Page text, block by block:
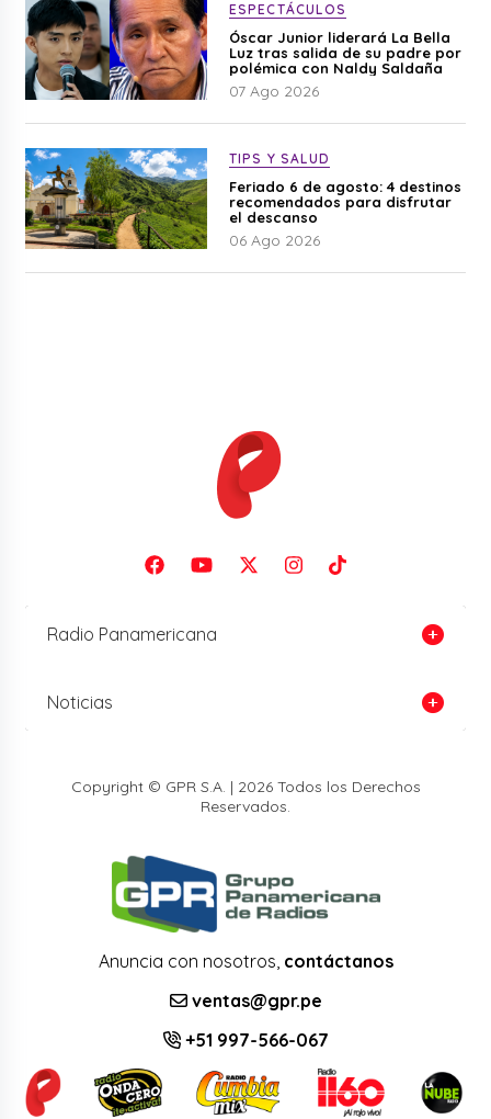
ESPECTÁCULOS
Óscar Junior liderará La Bella
Luz tras salida de su padre por
polémica con Naldy Saldaña
07 Ago 2026
TIPS Y SALUD
Feriado 6 de agosto: 4 destinos
recomendados para disfrutar
el descanso
06 Ago 2026
Radio Panamericana
Noticias
Copyright © GPR S.A. | 2026 Todos los Derechos
Reservados.
Anuncia con nosotros, contáctanos
ventas@gpr.pe
+51 997-566-067